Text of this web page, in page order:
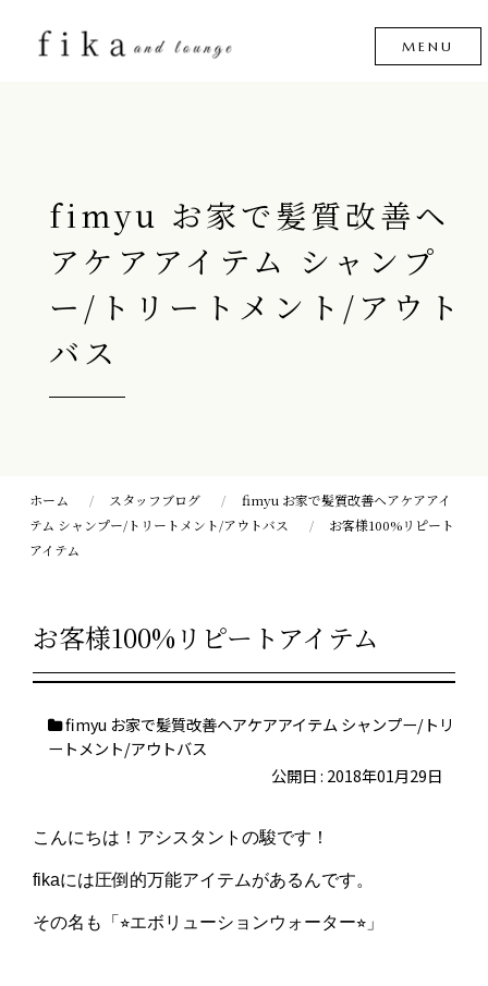
fimyu お家で髪質改善ヘ
アケアアイテム シャンプ
ー/トリートメント/アウト
バス
ホーム スタッフブログ
fimyu お家で髪質改善ヘアケアアイ
テム シャンプー/トリートメント/アウトバス
お客様100%リピート
アイテム
お客様100%リピートアイテム
fimyu お家で髪質改善ヘアケアアイテム シャンプー/トリ
ートメント/アウトバス
公開日 : 2018年01月29日
こんにちは！アシスタントの駿です！
fikaには圧倒的万能アイテムがあるんです。
その名も「⭐︎エボリューションウォーター⭐︎」